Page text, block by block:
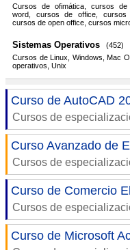
Cursos de ofimática, cursos
word, cursos de office, cursos
cursos de open office, cursos
Sistemas Operativos
(452)
Cursos de Linux, Windows, Mac
operativos, Unix
Curso de AutoCAD
Cursos de
Curso Avanzado de
Cursos de
Curso de Comercio
Cursos de
Curso de Microsoft